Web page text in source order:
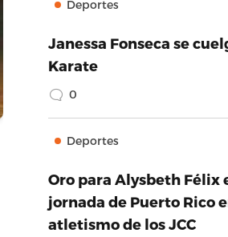
Deportes
Janessa Fonseca se
Karate
0
Deportes
Oro para Alysbeth Félix
jornada de Puerto Rico
atletismo de los JCC